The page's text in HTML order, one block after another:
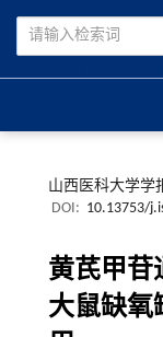
山西医科大学学
DOI: 10.13753/
黄芪甲苷
大鼠缺氧